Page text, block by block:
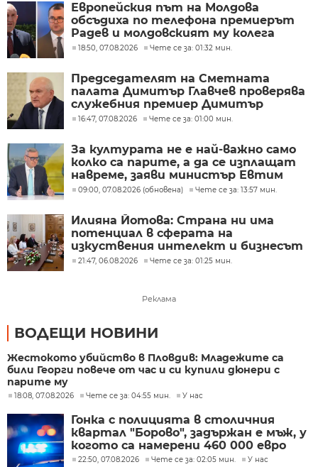
Европейския път на Молдова
обсъдиха по телефона премиерът
Радев и молдовският му колега
Тофан
18:50, 07.08.2026 Чете се за: 01:32 мин.
Председателят на Сметната
палата Димитър Главчев проверява
служебния премиер Димитър
Главчев?
16:47, 07.08.2026 Чете се за: 01:00 мин.
За културата не е най-важно само
колко са парите, а да се изплащат
навреме, заяви министър Евтим
Милошев
09:00, 07.08.2026 (обновена) Чете се за: 13:57 мин.
Илияна Йотова: Страна ни има
потенциал в сферата на
изкуствения интелект и бизнесът
забелязва тези перспективи
21:47, 06.08.2026 Чете се за: 01:25 мин.
Реклама
ВОДЕЩИ НОВИНИ
Жестокото убийство в Пловдив: Младежите са
били Георги повече от час и си купили дюнери с
парите му
18:08, 07.08.2026 Чете се за: 04:55 мин. У нас
Гонка с полицията в столичния
квартал "Борово", задържан е мъж, у
когото са намерени 460 000 евро
22:50, 07.08.2026 Чете се за: 02:05 мин. У нас